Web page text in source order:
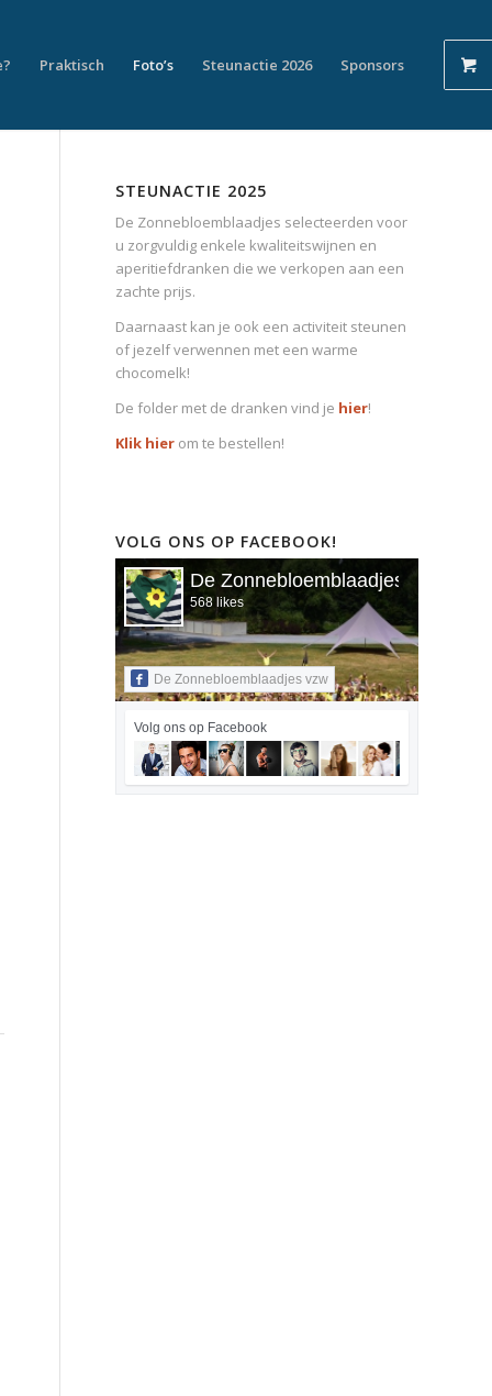
Praktisch Foto’s Steunactie 2026 Sponsors
STEUNACTIE 2025
De Zonnebloemblaadjes selecteerden voor
u zorgvuldig enkele kwaliteitswijnen en
aperitiefdranken die we verkopen aan een
zachte prijs.
Daarnaast kan je ook een activiteit steunen
of jezelf verwennen met een warme
chocomelk!
De folder met de dranken vind je hier!
Klik hier om te bestellen!
VOLG ONS OP FACEBOOK!
De Zonnebloemblaadjes vzw
568 likes
De Zonnebloemblaadjes vzw
Volg ons op Facebook